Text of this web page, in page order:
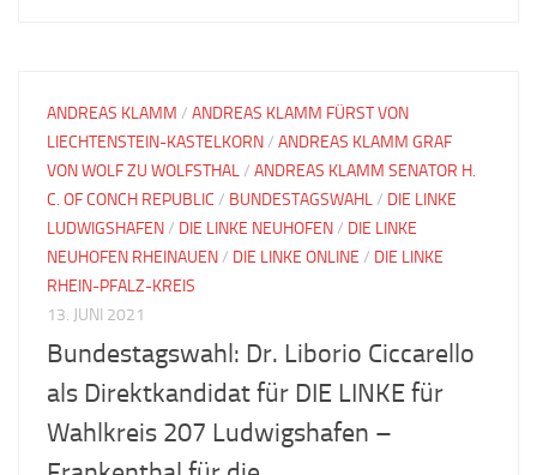
ANDREAS KLAMM / ANDREAS KLAMM FÜRST VON
LIECHTENSTEIN-KASTELKORN/ ANDREAS KLAMM GRAF
VON WOLF ZU WOLFSTHAL/ ANDREAS KLAMM SENATOR H.
C. OF CONCH REPUBLIC / BUNDESTAGSWAHL/ DIE LINKE
LUDWIGSHAFEN/ DIE LINKE NEUHOFEN/ DIE LINKE
NEUHOFEN RHEINAUEN/ DIE LINKE ONLINE / DIE LINKE
RHEIN-PFALZ-KREIS
13. JUNI 2021
Bundestagswahl: Dr. Liborio Ciccarello
als Direktkandidat für DIE LINKE für
Wahlkreis 207 Ludwigshafen –